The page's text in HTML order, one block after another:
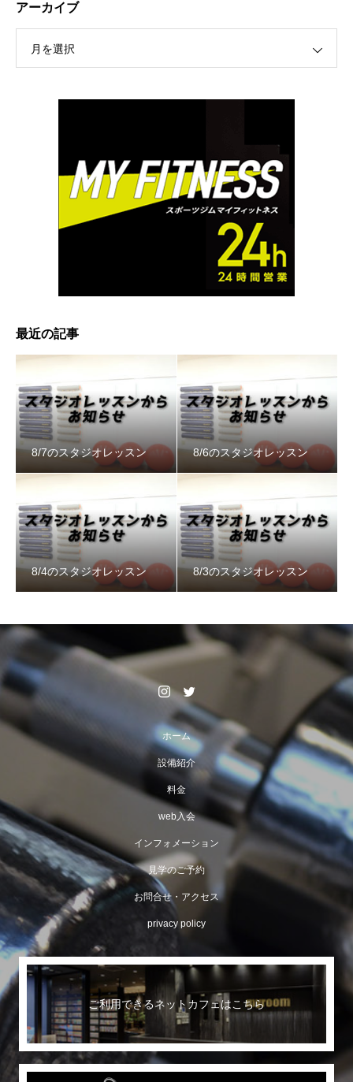
アーカイブ
月を選択
最近の記事
8/7のスタジオレッスン 8/6のスタジオレッスン
8/4のスタジオレッスン 8/3のスタジオレッスン
ホーム
設備紹介
料金
web入会
インフォメーション
見学のご予約
お問合せ・アクセス
privacy policy
ご利用できるネットカフェはこちら